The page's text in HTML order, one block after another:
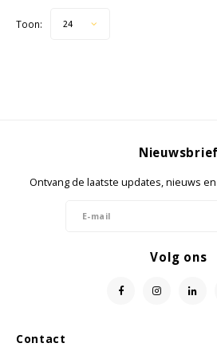
Toon: 24
Contact
Nieuwsbrief
Ontvang de laatste updates, nieuws
Volg ons